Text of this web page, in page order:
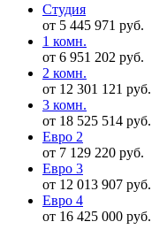
Студия
от 5 445 971 руб.
1 комн.
от 6 951 202 руб.
2 комн.
от 12 301 121 руб.
3 комн.
от 18 525 514 руб.
Евро 2
от 7 129 220 руб.
Евро 3
от 12 013 907 руб.
Евро 4
от 16 425 000 руб.